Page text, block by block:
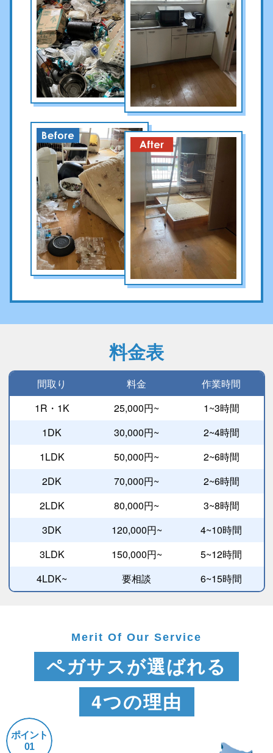
料金表
間取り 料金
作業時間
1R・1K
25,000円~
1~3時間
1DK
30,000円~
2~4時間
1LDK
50,000円~
2~6時間
2DK
70,000円~
2~6時間
2LDK
80,000円~
3~8時間
3DK
120,000円~
4~10時間
3LDK
150,000円~
5~12時間
4LDK~
要相談 6~15時間
Merit Of Our Service
ペガサスが選ばれる
4つの理由
ポイント
01